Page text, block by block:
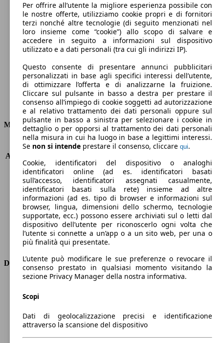
135 km/h
Velocità massima
Elettrica
Carburante
Motore e Prestazioni
KW (PS)
43 kW (58 PS)
Accelerazione (0-100 km/h)
Velocità massima (km/h)
135 km/h
Numero di marce
-
Coppia
220 nm
Cilindrata
-
Carburante
Elettrica
Cilindri
-
Trasmissione
Automatico
Tipo di trazione
trazione anteriore
Dimensioni
Lunghezza
Passo
2590 mm
Peso massimo
1966 kg
Carico massimo
486 kg
Per offrire all’utente la migliore esperienza possibile con
le nostre offerte, utilizziamo cookie propri e di fornitori
terzi nonché altre tecnologie (di seguito menzionati nel
loro insieme come “cookie”) allo scopo di salvare e
accedere in seguito a informazioni sul dispositivo
utilizzato e a dati personali (tra cui gli indirizzi IP).
Questo consente di presentare annunci pubblicitari
personalizzati in base agli specifici interessi dell’utente,
di ottimizzare l’offerta e di analizzarne la fruizione.
Cliccare sul pulsante in basso a destra per prestare il
consenso all’impiego di cookie soggetti ad autorizzazione
e al relativo trattamento dei dati personali oppure sul
pulsante in basso a sinistra per selezionare i cookie in
dettaglio o per opporsi al trattamento dei dati personali
nella misura in cui ha luogo in base a legittimi interessi.
Se non si intende prestare il consenso, cliccare qui.
Cookie, identificatori del dispositivo o analoghi
identificatori online (ad es. identificatori basati
sull’accesso, identificatori assegnati casualmente,
identificatori basati sulla rete) insieme ad altre
informazioni (ad es. tipo di browser e informazioni sul
browser, lingua, dimensioni dello schermo, tecnologie
supportate, ecc.) possono essere archiviati sul o letti dal
dispositivo dell’utente per riconoscerlo ogni volta che
l’utente si connette a un’app o a un sito web, per una o
più finalità qui presentate.
L’utente può modificare le sue preferenze o revocare il
consenso prestato in qualsiasi momento visitando la
sezione Privacy Manager della nostra informativa.
Scopi
Dati di geolocalizzazione precisi e identificazione
attraverso la scansione del dispositivo